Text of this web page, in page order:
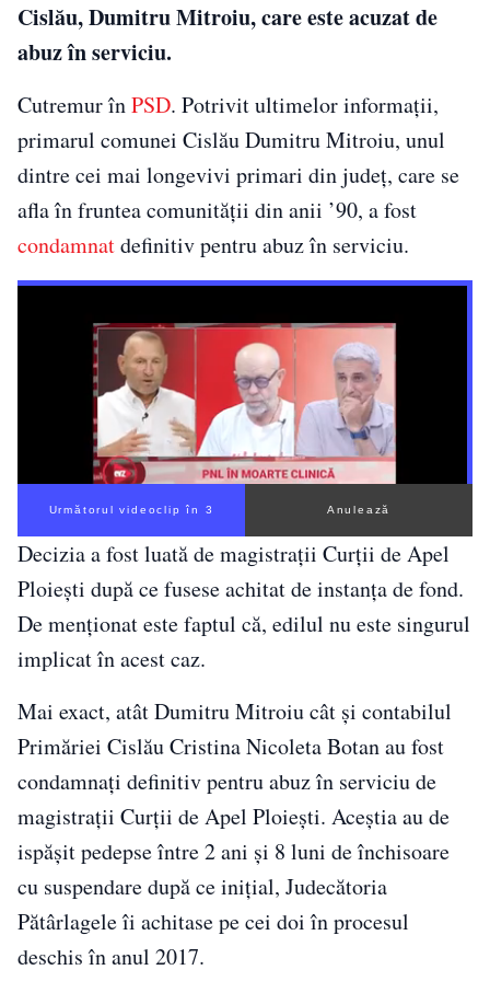
Cislău, Dumitru Mitroiu, care este acuzat de
abuz în serviciu.
Cutremur înPSD. Potrivit ultimelor informații,
primarul comunei Cislău Dumitru Mitroiu, unul
dintre cei mai longevivi primari din judeţ, care se
afla în fruntea comunităţii din anii ’90, a fost
condamnatdefinitiv pentru abuz în serviciu.
Următorul videoclip în 2 Anulează
Decizia a fost luată de magistraţii Curţii de Apel
Ploieşti după ce fusese achitat de instanţa de fond.
De menționat este faptul că, edilul nu este singurul
implicat în acest caz.
Mai exact, atât Dumitru Mitroiu cât și contabilul
Primăriei Cislău Cristina Nicoleta Botan au fost
condamnaţi definitiv pentru abuz în serviciu de
magistraţii Curţii de Apel Ploieşti. Aceștia au de
ispășit pedepse între 2 ani şi 8 luni de închisoare
cu suspendare după ce iniţial, Judecătoria
Pătârlagele îi achitase pe cei doi în procesul
deschis în anul 2017.